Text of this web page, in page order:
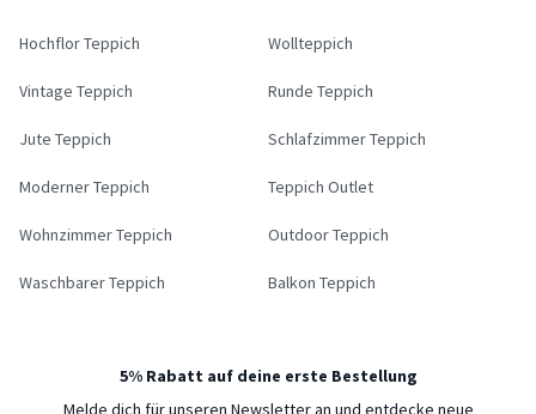
Hochflor Teppich Wollteppich
Vintage Teppich Runde Teppich
Jute Teppich Schlafzimmer Teppich
Moderner Teppich Teppich Outlet
Wohnzimmer Teppich Outdoor Teppich
Waschbarer Teppich Balkon Teppich
5% Rabatt auf deine erste Bestellung
Melde dich für unseren Newsletter an und entdecke neue